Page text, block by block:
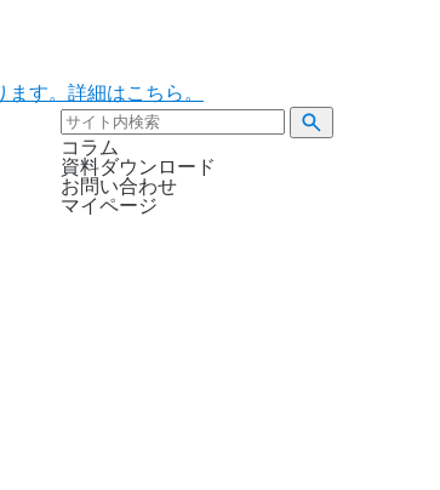
す。詳細はこちら。
コラム
資料ダウンロード
お問い合わせ
マイページ